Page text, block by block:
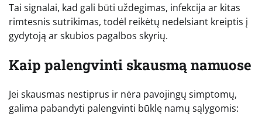
Tai signalai, kad gali būti uždegimas, infekcija ar kitas
rimtesnis sutrikimas, todėl reikėtų nedelsiant kreiptis į
gydytoją ar skubios pagalbos skyrių.
Kaip palengvinti skausmą namuose
Jei skausmas nestiprus ir nėra pavojingų simptomų,
galima pabandyti palengvinti būklę namų sąlygomis: